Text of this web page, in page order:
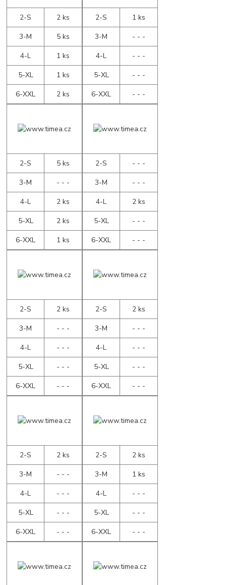
2-S
2 ks
3-M
5 ks
4-L
1 ks
5-XL
1 ks
6-XXL
2 ks
2-S
1 ks
3-M
- - -
4-L
- - -
5-XL
- - -
6-XXL
- - -
2-S
5 ks
3-M
- - -
4-L
2 ks
5-XL
2 ks
6-XXL
1 ks
2-S
- - -
3-M
- - -
4-L
2 ks
5-XL
- - -
6-XXL
- - -
2-S
2 ks
3-M
- - -
4-L
- - -
5-XL
- - -
6-XXL
- - -
2-S
2 ks
3-M
- - -
4-L
- - -
5-XL
- - -
6-XXL
- - -
2-S
2 ks
3-M
- - -
4-L
- - -
5-XL
- - -
6-XXL
- - -
2-S
2 ks
3-M
1 ks
4-L
- - -
5-XL
- - -
6-XXL
- - -